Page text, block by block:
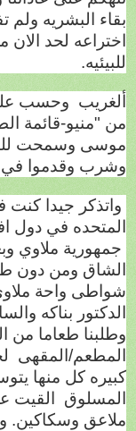
بقاء البشريه ولم
اختراعه لحد
للبيئيه.
ألغريب وحسب
من "منيو-قائمة
موسى وسمحت
وشرب وقدموا في
واتذكر جيدا
المتحده في دول
جمهورية ملاوي
الشاق ومن دون
شواطى واحة ملاوي
الدكتور بناكه
وطلبنا طعاما من
المطعم/المقهى
كبيره كل منها
المسلوق
القيت
ملاعق وسكاكين.